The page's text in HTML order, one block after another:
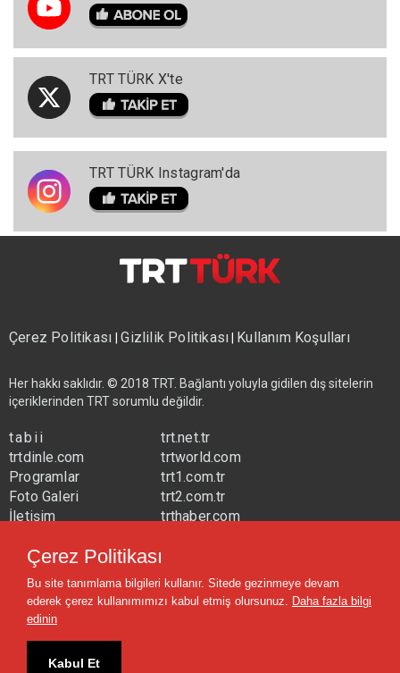
TRT TÜRK X'te
TRT TÜRK Instagram'da
Çerez Politikası|Gizlilik Politikası| Kullanım Koşulları
Her hakkı saklıdır. © 2018 TRT. Bağlantı yoluyla gidilen dış sitelerin
içeriklerinden TRT sorumlu değildir.
tabii
trtdinle.com
Programlar
Foto Galeri
İletişim
trt.net.tr
trtworld.com
trt1.com.tr
trt2.com.tr
trthaber.com
trtavaz.com.tr
trtmuzik.net.tr
trtcocuk.net.tr
Çerez Politikası
Bu site tanımlama bilgileri kullanır. Sitede gezinmeye devam
ederek çerez kullanımımızı kabul etmiş olursunuz. Daha fazla bilgi
edinin
Kabul Et